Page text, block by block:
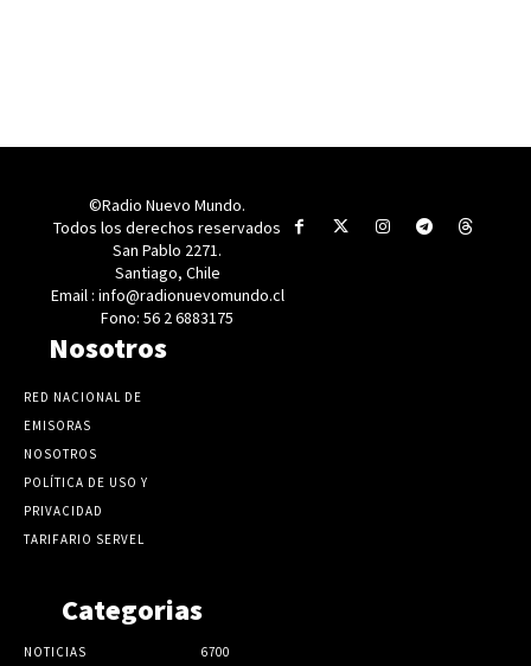
©Radio Nuevo Mundo.
Todos los derechos reservados
San Pablo 2271.
Santiago, Chile
Email : info@radionuevomundo.cl
Fono: 56 2 6883175
Nosotros
RED NACIONAL DE
EMISORAS
NOSOTROS
POLÍTICA DE USO Y
PRIVACIDAD
TARIFARIO SERVEL
Categorias
NOTICIAS 6700